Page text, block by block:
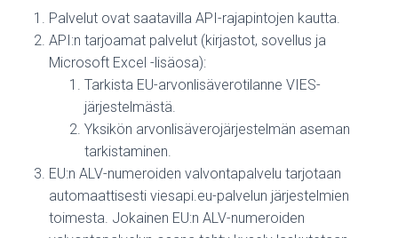
Palvelut ovat saatavilla API-rajapintojen kautta.
API:n tarjoamat palvelut (kirjastot, sovellus ja
Microsoft Excel -lisäosa):
Tarkista EU-arvonlisäverotilanne VIES-
järjestelmästä.
Yksikön arvonlisäverojärjestelmän aseman
tarkistaminen.
EU:n ALV-numeroiden valvontapalvelu tarjotaan
automaattisesti viesapi.eu-palvelun järjestelmien
toimesta. Jokainen EU:n ALV-numeroiden